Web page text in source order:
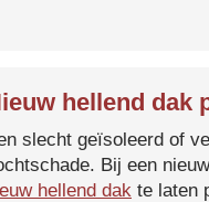
hellend dak
slecht geïsoleerd of
Bij een
hellend dak te laten